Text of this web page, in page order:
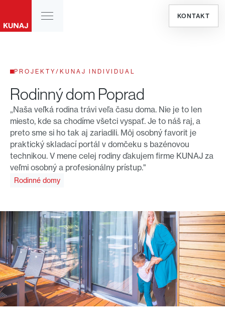
KONTAKT
PROJEKTY / KUNAJ INDIVIDUAL
Rodinný dom Poprad
„Naša veľká rodina trávi veľa času doma. Nie je to len
miesto, kde sa chodíme všetci vyspať. Je to náš raj, a
preto sme si ho tak aj zariadili. Môj osobný favorit je
praktický skladací portál v domčeku s bazénovou
technikou. V mene celej rodiny ďakujem firme KUNAJ za
veľmi osobný a profesionálny prístup."
Rodinné domy